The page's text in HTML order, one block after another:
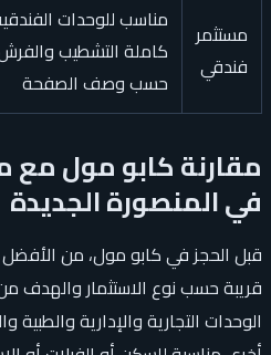
مستثمر
فندقي
مناسب للوحدات
كاملة التشطيب
حسب وصف الصفحة
مقارنة كابو مول مع
في المنصورة الجديدة
قبل الحجز في كابو مول، من
قريبة حسب نوع الاستثمار والهدف
الوحدات التجارية والإدارية